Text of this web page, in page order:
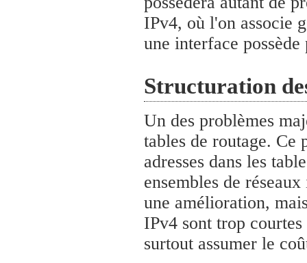
IPv4, où l'on associe
une interface
Structuration
Un des problèmes
tables de routage. Ce
adresses dans les
ensembles de
une amélioration,
IPv4 sont trop
surtout assumer le